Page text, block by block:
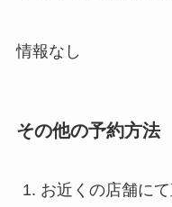
情報なし
その他の予約方法
お近くの店舗に